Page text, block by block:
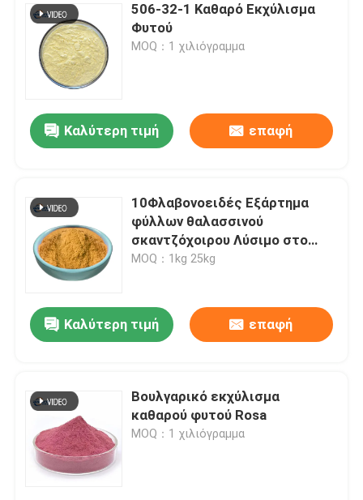
506-32-1 Καθαρό Εκχύλισμα
Φυτού
MOQ：1 χιλιόγραμμα
Καλύτερη τιμή επαφή
10Φλαβονοειδές Εξάρτημα
φύλλων θαλασσινού
σκαντζόχοιρου Λύσιμο στο
νερό
MOQ：1kg 25kg
Καλύτερη τιμή επαφή
Βουλγαρικό εκχύλισμα
καθαρού φυτού Rosa
MOQ：1 χιλιόγραμμα